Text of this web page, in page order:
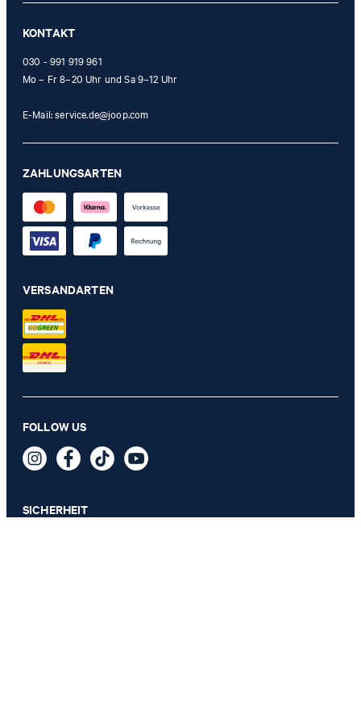
Stores eingelöst werden.
KONTAKT
030 - 991 919 961
Mo – Fr 8–20 Uhr und Sa 9–12 Uhr
E-Mail:service.de@joop.com
ZAHLUNGSARTEN
VERSANDARTEN
FOLLOW US
SICHERHEIT